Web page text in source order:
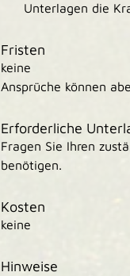
Unterlagen die
Fristen
keine
Ansprüche können
Erforderliche
Fragen Sie Ihren
benötigen.
Kosten
keine
Hinweise